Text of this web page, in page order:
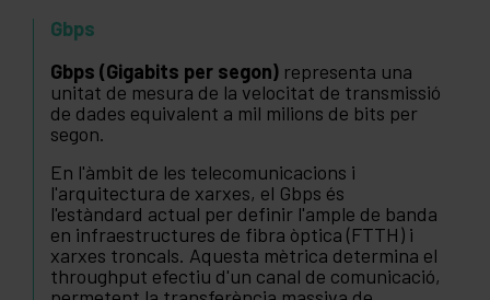
Gbps
Gbps (Gigabits per segon) representa una
unitat de mesura de la velocitat de transmissió
de dades equivalent a mil milions de bits per
segon.
En l'àmbit de les telecomunicacions i
l'arquitectura de xarxes, el Gbps és
l'estàndard actual per definir l'ample de banda
en infraestructures de fibra òptica (FTTH) i
xarxes troncals. Aquesta mètrica determina el
throughput efectiu d'un canal de comunicació,